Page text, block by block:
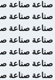
صناعة
صناعة
صناعة
صناعة
صناعة
صناعة
صناعة